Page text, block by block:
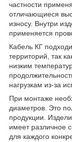
частности
отличающиеся
износу. Внутри
применяется
Кабель КГ
территорий, так
низким
нагрузкам из-за
При монтаже
диаметров. Это
продукции.
имеет различное
для каждого